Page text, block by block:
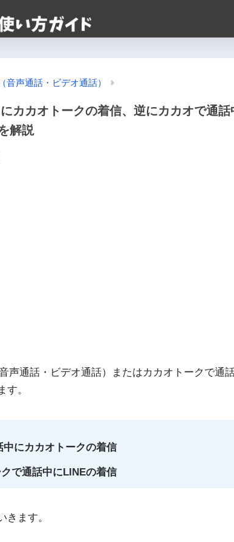
音声通話・ビデオ通話）
カカオトークの着信、逆にカカオで通
解説
声通話・ビデオ通話）またはカカオトークで通
す。
中にカカオトークの着信
で通話中にLINEの着信
きます。